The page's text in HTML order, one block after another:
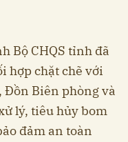
Bộ CHQS tỉnh đã
hợp chặt chẽ với
Đồn Biên phòng và
lý, tiêu hủy bom
đảm an toàn